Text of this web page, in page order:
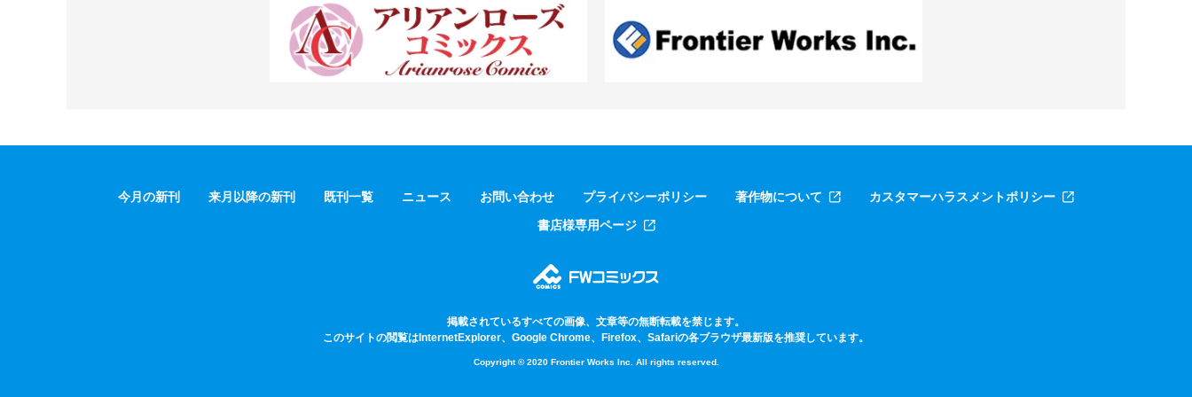
今月の新刊 来月以降の新刊 既刊一覧 ニュース お問い合わせ プライバシーポリシー 著作物について
カスタマーハラスメントポリシー
書店様専用ページ
掲載されているすべての画像、文章等の無断転載を禁じます。
このサイトの閲覧はInternetExplorer、Google Chrome、Firefox、Safariの各ブラウザ最新版を推奨しています。
Copyright © 2020 Frontier Works Inc. All rights reserved.